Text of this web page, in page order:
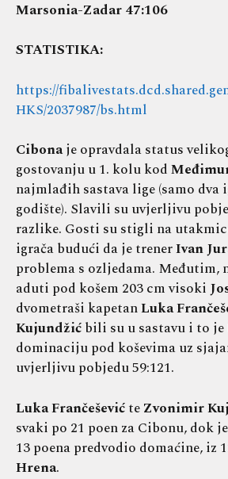
Marsonia-Zadar 47:106
STATISTIKA:
https://
HKS/2037987/bs.html
Cibonaje opravdala status
gostovanju u 1. kolu kod
najmlađih sastava lige (samo dva
godište). Slavili su uvjerljivu
razlike. Gosti su stigli na
igrača budući da je trenerIvan
problema s ozljedama. Međutim,
aduti pod košem 203 cm visoki
dvometraši kapetanLuka
Kujundžićbili su u sastavu i to
dominaciju pod koševima uz
uvjerljivu pobjedu 59:121.
Luka FrančeševićteZvonimir
svaki po 21 poen za Cibonu, dok je
13 poena predvodio domaćine, iz
Hrena.